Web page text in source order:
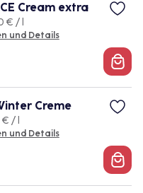
Cream extra
€ / l
und Details
Creme
/ l
und Details